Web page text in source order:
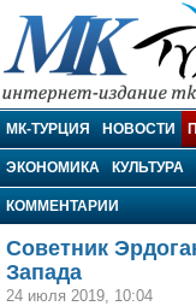
МК-Турция
МК-ТУРЦИЯ НОВОСТИ
ЭКОНОМИКА КУЛЬТУРА
КОММЕНТАРИИ
Советник
Запада
24 июля 2019, 10:04